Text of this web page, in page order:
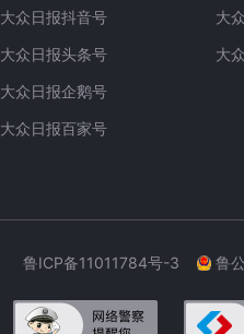
大众日报抖音号
大众日报头条号
大众日报企鹅号
大众日报百家号
大
大
鲁ICP备11011784号-3 鲁